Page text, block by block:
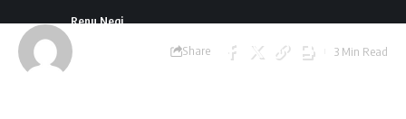
Last updated: May
Renu Negi
Share 3 Min Read